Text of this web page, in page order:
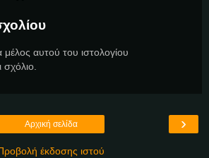
αυτού του ιστολογίου
›
Αρχική σελίδα
έκδοσης ιστού